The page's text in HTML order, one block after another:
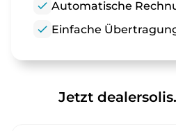
check Automatische
check Einfache
Jetzt